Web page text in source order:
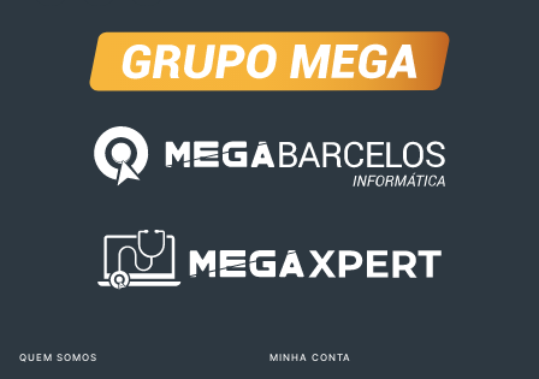
QUEM SOMOS MINHA CONTA